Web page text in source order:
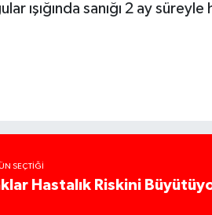
ışığında sanığı 2 ay
SEÇTIĞI
Hastalık Riskini